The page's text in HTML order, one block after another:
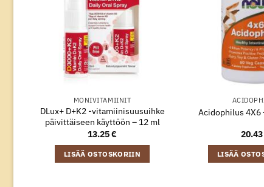
MONIVITAMIINIT
DLux+ D+K2 -vitamiinisuusuihke
päivittäiseen käyttöön – 12 ml
13.25€
LISÄÄ OSTOSKORIIN
Acidophilus 4X6
20.43
LISÄÄ